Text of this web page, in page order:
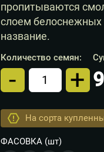
пропитываются
слоем белоснежных
название.
Количество семян:
Кол-во
- +
На сорта
ФАСОВКА(шт)